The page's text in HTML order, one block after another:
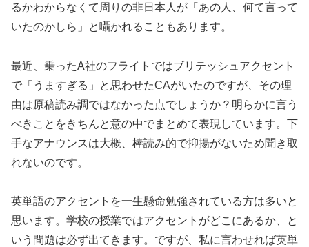
るかわからなくて周りの非日本人が「あの人、何て言って
いたのかしら」と囁かれることもあります。
最近、乗ったA社のフライトではブリテッシュアクセント
で「うますぎる」と思わせたCAがいたのですが、その理
由は原稿読み調ではなかった点でしょうか？明らかに言う
べきことをきちんと意の中でまとめて表現しています。下
手なアナウンスは大概、棒読み的で抑揚がないため聞き取
れないのです。
英単語のアクセントを一生懸命勉強されている方は多いと
思います。学校の授業ではアクセントがどこにあるか、と
いう問題は必ず出てきます。ですが、私に言わせれば英単